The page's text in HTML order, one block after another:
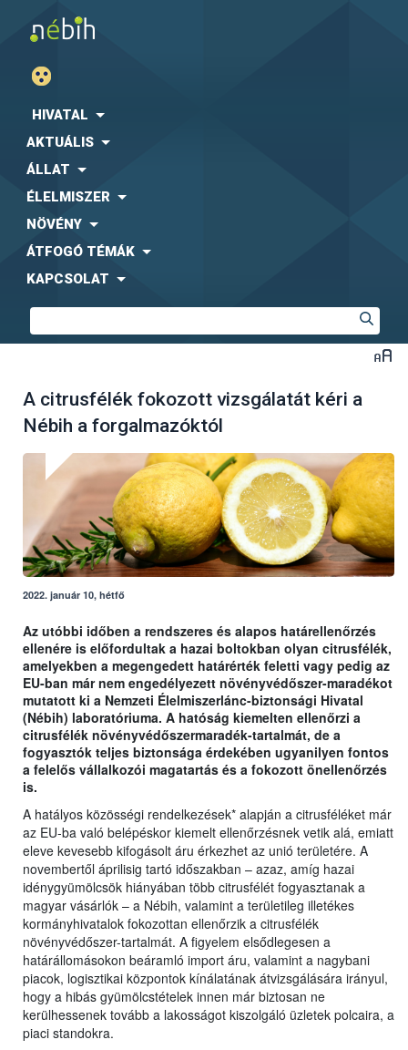
HIVATAL
AKTUÁLIS
ÁLLAT
ÉLELMISZER
NÖVÉNY
ÁTFOGÓ TÉMÁK
KAPCSOLAT
A citrusfélék fokozott vizsgálatát kéri a
Nébih a forgalmazóktól
2022. január 10, hétfő
Az utóbbi időben a rendszeres és alapos határellenőrzés
ellenére is előfordultak a hazai boltokban olyan citrusfélék,
amelyekben a megengedett határérték feletti vagy pedig az
EU-ban már nem engedélyezett növényvédőszer-maradékot
mutatott ki a Nemzeti Élelmiszerlánc-biztonsági Hivatal
(Nébih) laboratóriuma. A hatóság kiemelten ellenőrzi a
citrusfélék növényvédőszermaradék-tartalmát, de a
fogyasztók teljes biztonsága érdekében ugyanilyen fontos
a felelős vállalkozói magatartás és a fokozott önellenőrzés
is.
A hatályos közösségi rendelkezések* alapján a citrusféléket már
az EU-ba való belépéskor kiemelt ellenőrzésnek vetik alá, emiatt
eleve kevesebb kifogásolt áru érkezhet az unió területére. A
novembertől áprilisig tartó időszakban – azaz, amíg hazai
idénygyümölcsök hiányában több citrusfélét fogyasztanak a
magyar vásárlók – a Nébih, valamint a területileg illetékes
kormányhivatalok fokozottan ellenőrzik a citrusfélék
növényvédőszer-tartalmát. A figyelem elsődlegesen a
határállomásokon beáramló import áru, valamint a nagybani
piacok, logisztikai központok kínálatának átvizsgálására irányul,
hogy a hibás gyümölcstételek innen már biztosan ne
kerülhessenek tovább a lakosságot kiszolgáló üzletek polcaira, a
piaci standokra.